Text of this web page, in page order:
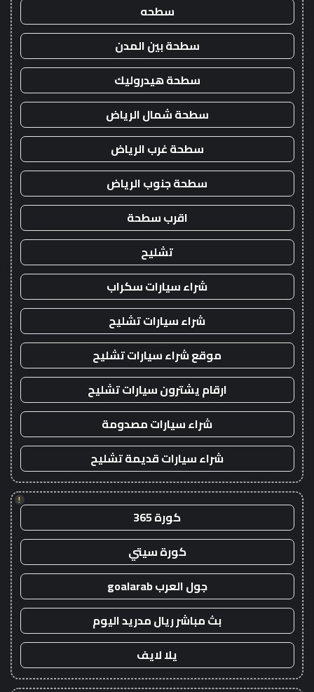
سطحه
سطحة بين المدن
سطحة هيدروليك
سطحة شمال الرياض
سطحة غرب الرياض
سطحة جنوب الرياض
اقرب سطحة
تشليح
شراء سيارات سكراب
شراء سيارات تشليح
موقع شراء سيارات تشليح
ارقام يشترون سيارات تشليح
شراء سيارات مصدومة
شراء سيارات قديمة تشليح
!
كورة 365
كورة سيتي
جول العرب goalarab
بث مباشر ريال مدريد اليوم
يلا لايف